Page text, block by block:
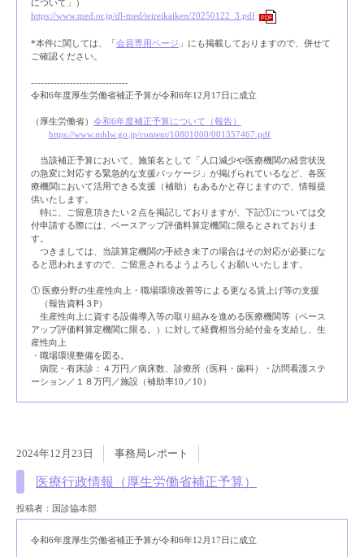
について」）
https://www.med.or.jp/dl-med/teireikaiken/20250122_3.pdf
PDF
*本件に関しては、「会員専用ページ 」にも掲載しておりますので、併せて
ご確認ください。
------------------------------
令和6年度厚生労働省補正予算が令和6年12月17日に成立
（厚生労働省） 令和6年度補正予算について（報告）
https://www.mhlw.go.jp/content/10801000/001357467.pdf
当該補正予算において、施策名として「人口減少や医療機関の経営状況
の急変に対応する緊急的な支援パッケージ」が掲げられているなど、各医
療機関において活用できる支援（補助）もあるかと存じますので、情報提
供いたします。
特に、ご留意頂きたい２点を掲記しておりますが、下記①については交
付申請する際には、ベースアップ評価料算定機関に限るとされておりま
す。
つきましては、当該算定機関の手続き未了の場合はその対応が必要にな
ると思われますので、ご留意されるようよろしくお願いいたします。
① 医療分野の生産性向上・職場環境改善等による更なる賃上げ等の支援
（報告資料３P）
生産性向上に資する設備導入等の取り組みを進める医療機関等（ベース
アップ評価料算定機関に限る。）に対して経費相当分給付金を支給し、生
産性向上
・職場環境整備を図る。
病院・有床診：４万円／病床数、診療所（医科・歯科）・訪問看護ステ
ーション／１８万円／施設（補助率10／10）
2024年12月23日 事務局レポート
医療行政情報（厚生労働省補正予算）
投稿者：国診協本部
令和6年度厚生労働省補正予算が令和6年12月17日に成立